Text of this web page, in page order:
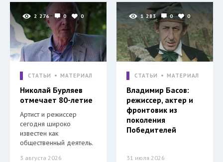
2 276 0 0
СТАТЬИ МАТЕРИАЛ
Николай Бурляев
отмечает 80-летие
Артист и режиссер
сегодня широко
известен как
общественный деятель.
3 августа 2026
1 283 0 0
СТАТЬИ МАТЕРИАЛ
Владимир Басов:
режиссер, актер и
фронтовик из
поколения
Победителей
31 июля 2026